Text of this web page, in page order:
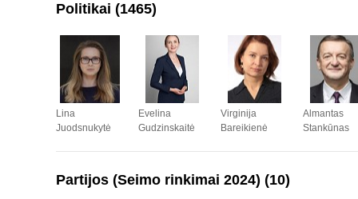
Politikai (1465)
Lina
Juodsnukytė
Evelina
Gudzinskaitė
Virginija
Bareikienė
Almantas
Stankūnas
Partijos (Seimo rinkimai 2024) (10)